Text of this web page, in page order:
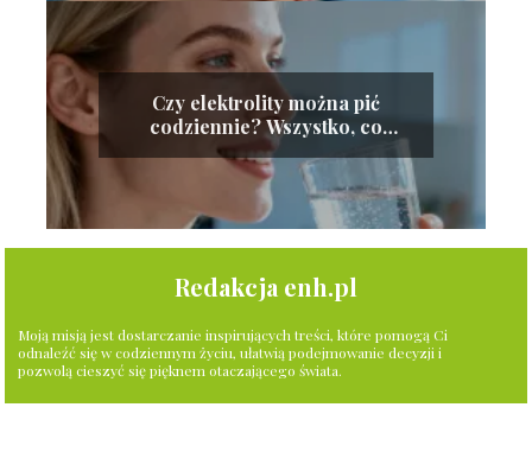
Czy elektrolity można pić
codziennie? Wszystko, co
musisz wiedzieć
Redakcja enh.pl
Moją misją jest dostarczanie inspirujących treści, które pomogą Ci
odnaleźć się w codziennym życiu, ułatwią podejmowanie decyzji i
pozwolą cieszyć się pięknem otaczającego świata.